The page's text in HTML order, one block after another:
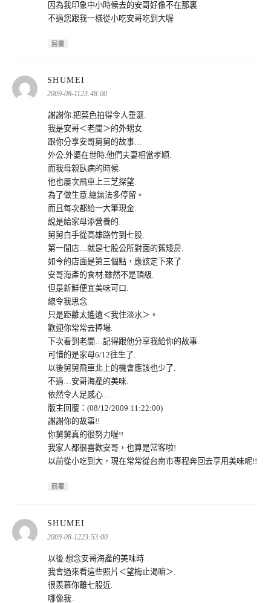
因為我印象中小時候去的安哥好像不在那裏
不過您跟我一樣從小吃安哥吃到大喔
回覆
SHUMEI
示:
2009-08-1123:48:00
謝謝你.把菜色拍得令人垂涎.
我是安哥＜老闆＞的外甥女.
跟你分享安哥舅舅的故事…
外公.外婆在世時.他們夫妻相當孝順.
而我母親臥病的時候.
他也屢次飛車上三芝探望.
為了做生意.總無法多停留。
而且每次都給一大筆現金.
說是給家母添營養的.
舅舅白手從高雄路竹到七股.
第一間店…就是七股公所對面的舊矮房.
如今的店面是第三個點，應該定下來了.
安哥海產的食材.雖然不是頂級.
但是新鮮便宜美味可口.
總令我思念.
只是距離太遙遠＜我住淡水＞。
歡迎你常常去捧場.
下次看到老闆…記得跟他分享我給你的故事.
可惜的是家母6/12往生了.
以後舅舅飛車北上的機會應該也少了.
不過…安哥海產的美味.
依然令人足感心…
版主回覆：(08/12/2009 11:22:00)
謝謝你的故事!!
你舅舅真的很努力喔!!
我家人都很喜歡安哥，也算是常客啦!
以前從小吃到大，現在常常從台南市專程奔回去享用美味呢!!
回覆
SHUMEI
示:
2009-08-1223:53:00
以後.想念安哥海產的美味時.
我會過來看這些照片＜望梅止渴嘛＞.
很羨慕你離七股近.
哪像我..